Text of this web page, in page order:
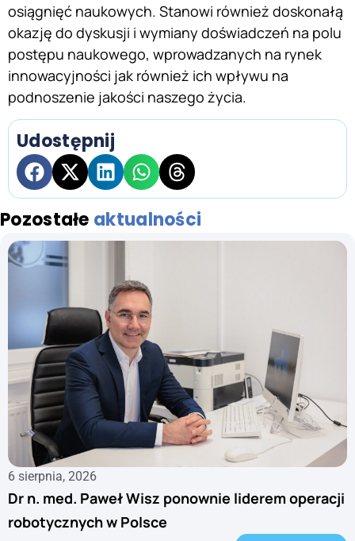
osiągnięć naukowych. Stanowi również doskonałą
okazję do dyskusji i wymiany doświadczeń na polu
postępu naukowego, wprowadzanych na rynek
innowacyjności jak również ich wpływu na
podnoszenie jakości naszego życia.
Udostępnij
Pozostałe aktualności
6 sierpnia, 2026
Dr n. med. Paweł Wisz ponownie liderem operacji
robotycznych w Polsce